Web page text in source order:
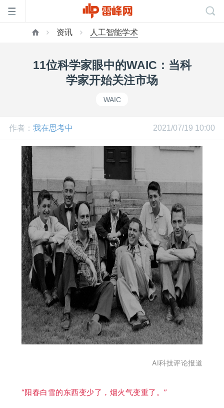
网
公
开
课
活
动
中
资讯 人工智能学术
11位科学家眼中的WAIC：当科
学家开始关注市场
WAIC
作者： 我在思考中 2021/07/19 10:00
AI科技评论报道
“阳春白雪的东西变少了，烟火气变重了。”